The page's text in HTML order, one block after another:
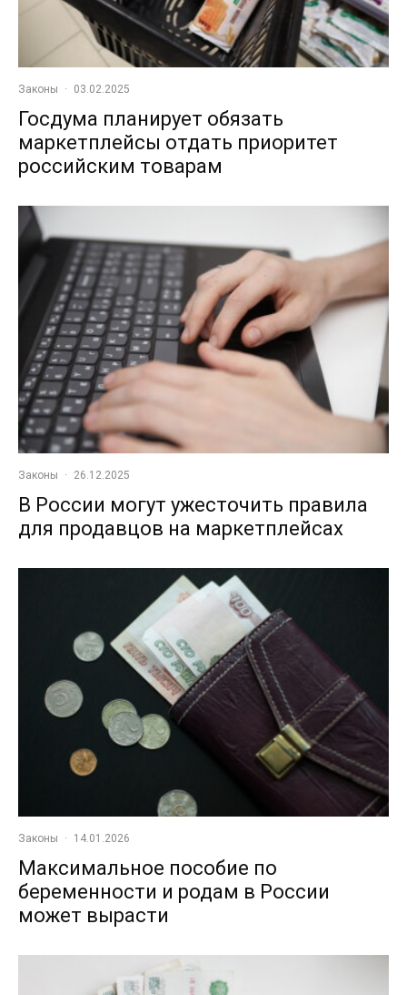
Законы · 03.02.2025
Госдума планирует обязать
маркетплейсы отдать приоритет
российским товарам
Законы · 26.12.2025
В России могут ужесточить правила
для продавцов на маркетплейсах
Законы · 14.01.2026
Максимальное пособие по
беременности и родам в России
может вырасти